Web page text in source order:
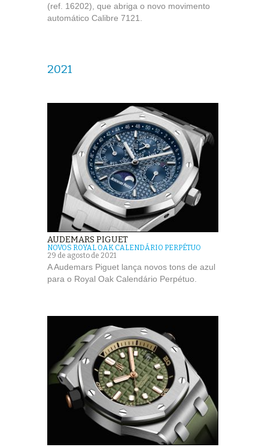
(ref. 16202), que abriga o novo movimento
automático Calibre 7121.
2021
AUDEMARS PIGUET
NOVOS ROYAL OAK CALENDÁRIO PERPÉTUO
29 de agosto de 2021
A Audemars Piguet lança novos tons de azul
para o Royal Oak Calendário Perpétuo.